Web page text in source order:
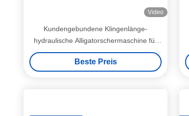
Video
Kundengebundene Klingenlänge-
hydraulische Alligatorschermaschine für
Stahlwerke Q43-1200
Beste Preis